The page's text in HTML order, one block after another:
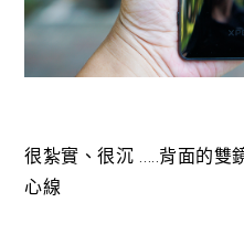
很紮實、很沉 …..背面的雙
心線